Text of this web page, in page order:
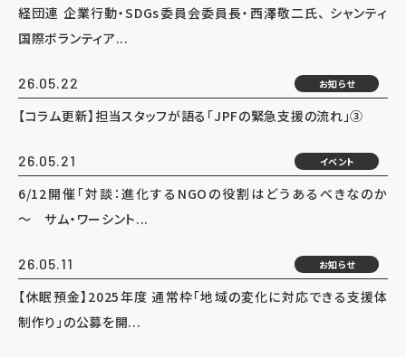
経団連 企業行動・SDGs委員会委員長・西澤敬二氏、 シャンティ
国際ボランティア...
26.05.22 お知らせ
【コラム更新】担当スタッフが語る「JPFの緊急支援の流れ」③
26.05.21 イベント
6/12開催「対談：進化するNGOの役割はどうあるべきなのか
～ サム・ワーシント...
26.05.11 お知らせ
【休眠預金】2025年度 通常枠「地域の変化に対応できる支援体
制作り」の公募を開...